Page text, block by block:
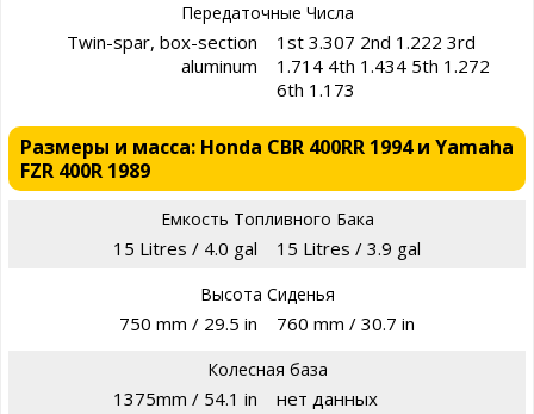
Передаточные Числа
Twin-spar, box-section
aluminum
1st 3.307 2nd 1.222 3rd
1.714 4th 1.434 5th 1.272
6th 1.173
Размеры и масса: Honda CBR 400RR 1994 и Yamaha
FZR 400R 1989
Емкость Топливного Бака
15 Litres / 4.0 gal 15 Litres / 3.9 gal
Высота Сиденья
750 mm / 29.5 in 760 mm / 30.7 in
Колесная база
1375mm / 54.1 in нет данных